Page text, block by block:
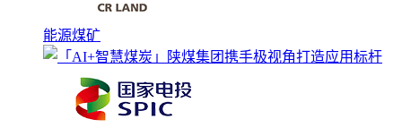
能源煤矿